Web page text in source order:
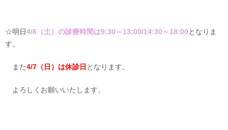
☆明日4/6（土）の診療時間は9:30～13:00/14:30～18:00となりま
す。
また4/7（日）は休診日 となります。
よろしくお願いいたします。